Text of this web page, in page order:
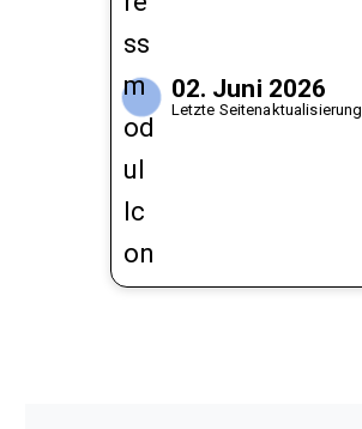
02. Juni 2026
Letzte Seitenaktualisierung